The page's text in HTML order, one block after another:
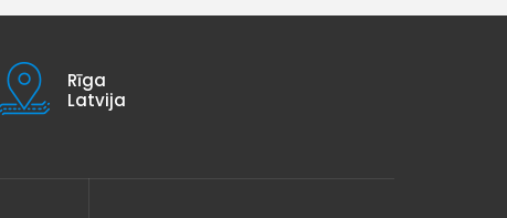
Rīga
Latvija